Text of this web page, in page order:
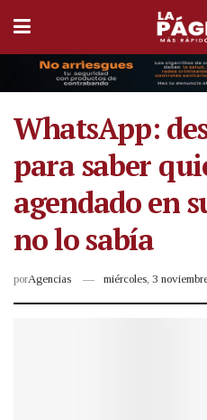
WhatsApp:
para saber
agendado en
no lo sabía
porAgencias miércoles, 3